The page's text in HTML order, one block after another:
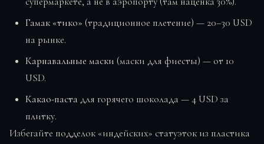
Гамак «тико» (традиционное плетение) — 20–30 USD
на рынке.
Карнавальные маски (маски для фиесты) — от 10
USD.
Какао-паста для горячего шоколада — 4 USD за
плитку.
Избегайте подделок «индейских» статуэток из пластика